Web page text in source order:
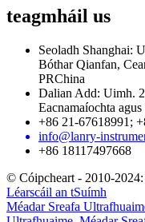
teagmháil us
Seoladh Shanghai:
Bóthar Qianfan,
PRChina
Dalian Add: Uimh.
Eacnamaíochta
+86 21-67618991;
info@lanry-
+86 18117497668
© Cóipcheart - 2010-2024:
Léarscáil an tSuímh
Méadar Sreafa